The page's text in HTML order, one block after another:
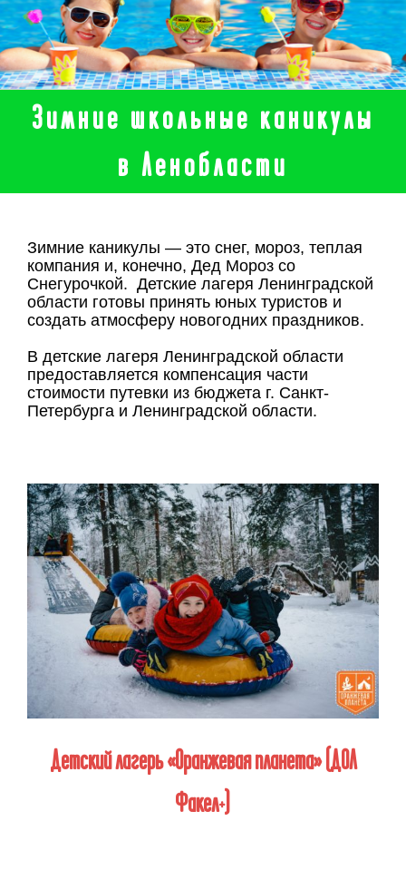
Зимние школьные каникулы
в Ленобласти
Зимние каникулы — это снег, мороз, теплая
компания и, конечно, Дед Мороз со
Снегурочкой. Детские лагеря Ленинградской
области готовы принять юных туристов и
создать атмосферу новогодних праздников.
В детские лагеря Ленинградской области
предоставляется компенсация части
стоимости путевки из бюджета г. Санкт-
Петербурга и Ленинградской области.
Детский лагерь «Оранжевая планета» (ДОЛ
Факел+)